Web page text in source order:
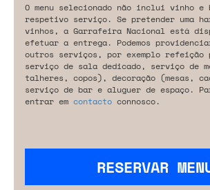
O menu selecionado não inclui vinho e
respetivo serviço. Se pretender uma
vinhos, a Garrafeira Nacional está
efetuar a entrega. Podemos
outros serviços, por exemplo refeição
serviço de sala dedicado, serviço de
talheres, copos), decoração (mesas,
serviço de bar e aluguer de espaço.
entrar em contacto connosco.
RESERVAR